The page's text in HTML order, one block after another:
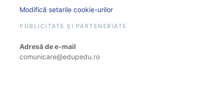
Modifică setarile cookie-urilor
PUBLICITATE ȘI PARTENERIATE
Adresă de e-mail
comunicare@edupedu.ro